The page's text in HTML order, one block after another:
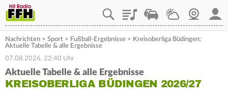
PlaylistStaupilotWetterWebcam
Nachrichten > Sport > Fußball-Ergebnisse > Kreisoberliga Büdingen:
Aktuelle Tabelle & alle Ergebnisse
07.08.2026, 22:40 Uhr
Aktuelle Tabelle & alle Ergebnisse
KREISOBERLIGA BÜDINGEN 2026/27